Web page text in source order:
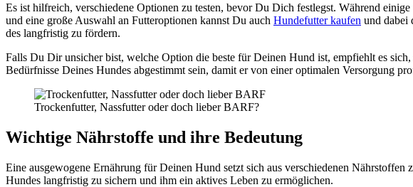
Es ist hilf­reich, ver­schie­de­ne Optio­nen zu tes­ten, bevor Du Dich fest­legst. Wäh­rend
und eine gro­ße Aus­wahl an Fut­ter­op­tio­nen kannst Du auch Hun­de­fut­ter kau­fen und dabei
des lang­fris­tig zu för­dern.
Falls Du Dir unsi­cher bist, wel­che Opti­on die bes­te für Dei­nen Hund ist, emp­fiehlt es
Bedürf­nis­se Dei­nes Hun­des abge­stimmt sein, damit er von einer opti­ma­len Ver­sor­gung
Tro­cken­fut­ter, Nass­fut­ter oder doch lie­ber BARF?
Wich­ti­ge Nähr­stof­fe und ihre Bedeu­tung
Eine aus­ge­wo­ge­ne Ernäh­rung für Dei­nen Hund setzt sich aus ver­schie­de­nen
Hun­des lang­fris­tig zu sichern und ihm ein akti­ves Leben zu ermög­li­chen.